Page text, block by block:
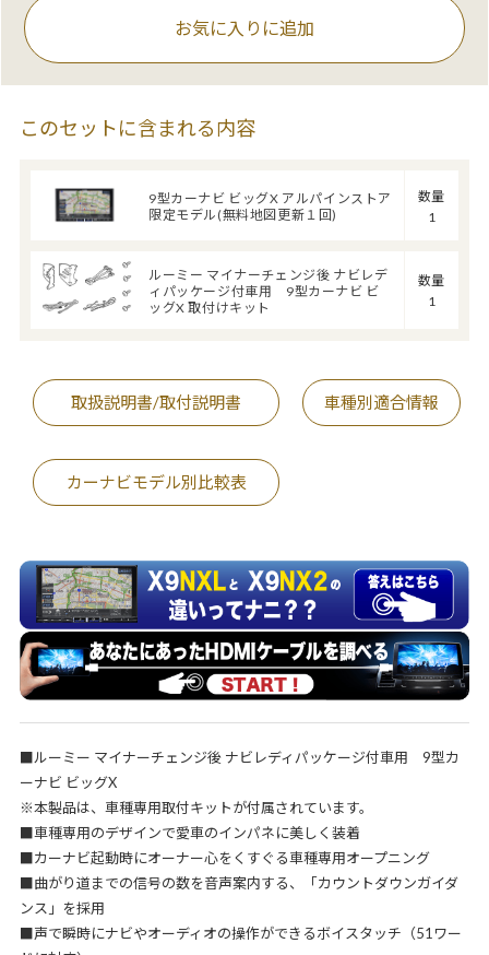
お気に入りに追加
このセットに含まれる内容
9型カーナビ ビッグX アルパインストア
限定モデル(無料地図更新１回)
数量
1
ルーミー マイナーチェンジ後 ナビレデ
ィパッケージ付車用 9型カーナビ ビ
ッグX 取付けキット
数量
1
取扱説明書/取付説明書 車種別適合情報
カーナビモデル別比較表
■ルーミー マイナーチェンジ後 ナビレディパッケージ付車用 9型カ
ーナビ ビッグX
※本製品は、車種専用取付キットが付属されています。
■車種専用のデザインで愛車のインパネに美しく装着
■カーナビ起動時にオーナー心をくすぐる車種専用オープニング
■曲がり道までの信号の数を音声案内する、「カウントダウンガイダ
ンス」を採用
■声で瞬時にナビやオーディオの操作ができるボイスタッチ（51ワー